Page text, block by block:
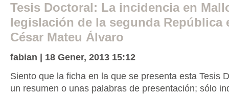
Tesis Doctoral: La incidencia en
legislación de la segunda República
César Mateu Álvaro
fabian | 18 Gener, 2013 15:12
Siento que la ficha en la que se presenta esta Tesis
un resumen o unas palabras de presentación; sólo